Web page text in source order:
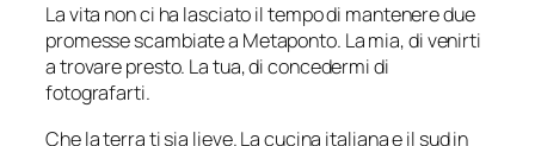
La vita non ci ha lasciato il tempo di mantenere due
promesse scambiate a Metaponto. La mia, di venirti
a trovare presto. La tua, di concedermi di
fotografarti.
Che la terra ti sia lieve. La cucina italiana e il sud in